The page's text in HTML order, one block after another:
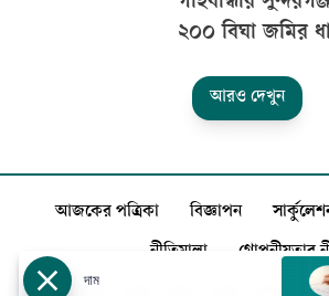
২০০ বিঘা জ­মির
আরও দেখুন
আজকের পত্রিকা বিজ্ঞাপন
নীতিমালা গোপনীয়তার
দাম